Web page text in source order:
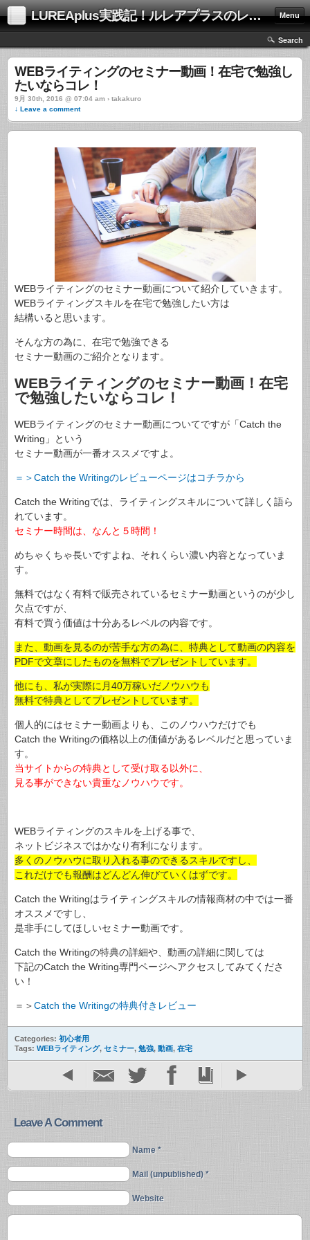
LUREAplus実践記！ルレアプラスのレビューサイト！ Menu
Search
WEBライティングのセミナー動画！在宅で勉強し
たいならコレ！
9月 30th, 2016 @ 07:04 am › takakuro
↓ Leave a comment
WEBライティングのセミナー動画について紹介していきます。
WEBライティングスキルを在宅で勉強したい方は
結構いると思います。
そんな方の為に、在宅で勉強できる
セミナー動画のご紹介となります。
WEBライティングのセミナー動画！在宅
で勉強したいならコレ！
WEBライティングのセミナー動画についてですが「Catch the
Writing」という
セミナー動画が一番オススメですよ。
＝＞Catch the Writingのレビューページはコチラから
Catch the Writingでは、ライティングスキルについて詳しく語ら
れています。
セミナー時間は、なんと５時間！
めちゃくちゃ長いですよね、それくらい濃い内容となっていま
す。
無料ではなく有料で販売されているセミナー動画というのが少し
欠点ですが、
有料で買う価値は十分あるレベルの内容です。
また、動画を見るのが苦手な方の為に、特典として動画の内容を
PDFで文章にしたものを無料でプレゼントしています。
他にも、私が実際に月40万稼いだノウハウも
無料で特典としてプレゼントしています。
個人的にはセミナー動画よりも、このノウハウだけでも
Catch the Writingの価格以上の価値があるレベルだと思っていま
す。
当サイトからの特典として受け取る以外に、
見る事ができない貴重なノウハウです。
WEBライティングのスキルを上げる事で、
ネットビジネスではかなり有利になります。
多くのノウハウに取り入れる事のできるスキルですし、
これだけでも報酬はどんどん伸びていくはずです。
Catch the Writingはライティングスキルの情報商材の中では一番
オススメですし、
是非手にしてほしいセミナー動画です。
Catch the Writingの特典の詳細や、動画の詳細に関しては
下記のCatch the Writing専門ページへアクセスしてみてくださ
い！
＝＞Catch the Writingの特典付きレビュー
Categories: 初心者用
Tags: WEBライティング, セミナー, 勉強, 動画, 在宅
Leave A Comment
Name *
Mail (unpublished) *
Website